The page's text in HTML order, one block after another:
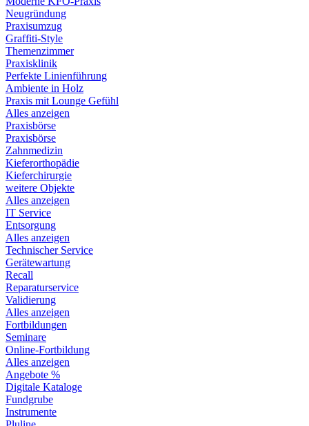
Neugründung
Praxisumzug
Graffiti-Style
Themenzimmer
Praxisklinik
Perfekte Linienführung
Ambiente in Holz
Praxis mit Lounge Gefühl
Alles anzeigen
Praxisbörse
Praxisbörse
Zahnmedizin
Kieferorthopädie
Kieferchirurgie
weitere Objekte
Alles anzeigen
IT Service
Entsorgung
Alles anzeigen
Technischer Service
Gerätewartung
Recall
Reparaturservice
Validierung
Alles anzeigen
Fortbildungen
Seminare
Online-Fortbildung
Alles anzeigen
Angebote %
Digitale Kataloge
Fundgrube
Instrumente